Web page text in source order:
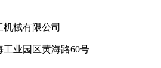
械有限公司
业园区黄海路60号